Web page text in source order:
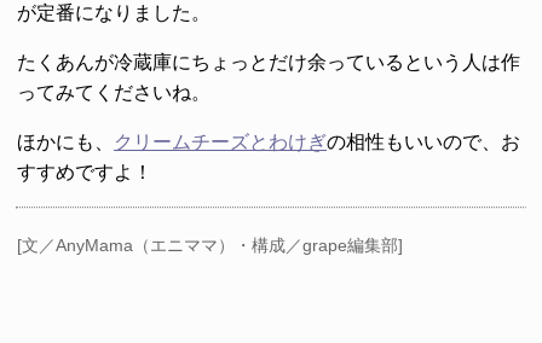
が定番になりました。
たくあんが冷蔵庫にちょっとだけ余っているという人は作
ってみてくださいね。
ほかにも、 クリームチーズとわけぎの相性もいいので、お
すすめですよ！
[文／AnyMama（エニママ）・構成／grape編集部]